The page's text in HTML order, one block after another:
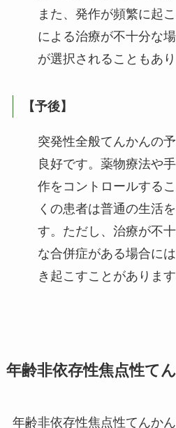
また、発作が頻繁に起
による治療が不十分な
が選択されることもあり
【予後】
突発性全般てんかんの
良好です。薬物療法や
作をコントロールする
くの患者は普通の生活
す。ただし、治療が不
な合併症がある場合に
き起こすことがあります
年齢非依存性焦点性て
年齢非依存性焦点性てんか